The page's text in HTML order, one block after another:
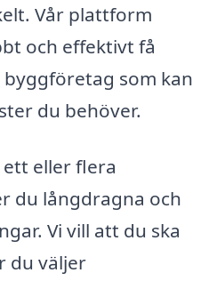
Vår plattform
och effektivt få
som kan
du behöver.
eller flera
du långdragna och
Vi vill att du ska
du väljer